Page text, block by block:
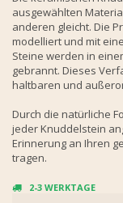
ausgewählten
anderen gleicht. Die
modelliert und mit
Steine werden in
gebrannt. Dieses
haltbaren und
Durch die natürliche
jeder Knuddelstein
Erinnerung an Ihren
tragen.
2-3 WERKTAGE